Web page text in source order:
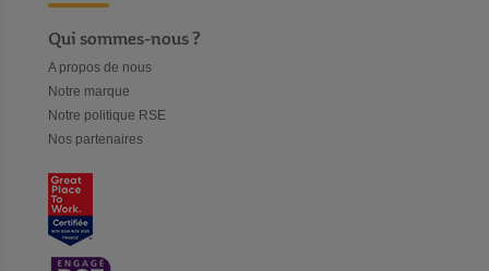
Qui sommes-nous ?
A propos de nous
Notre marque
Notre politique RSE
Nos partenaires